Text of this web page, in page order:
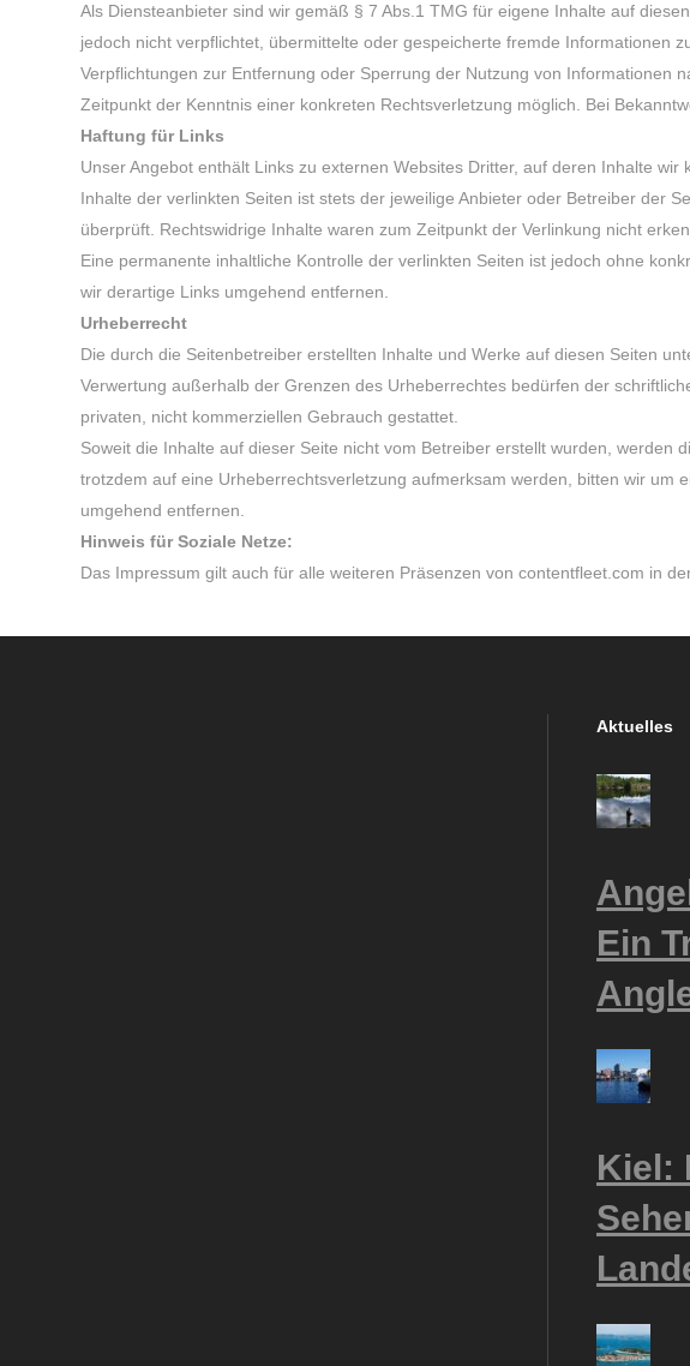
Als Diensteanbieter sind wir gemäß § 7 Abs.1 TMG für eigene Inhalte auf
jedoch nicht verpflichtet, übermittelte oder gespeicherte fremde Informationen
Verpflichtungen zur Entfernung oder Sperrung der Nutzung von Informationen
Zeitpunkt der Kenntnis einer konkreten Rechtsverletzung möglich. Bei
Haftung für Links
Unser Angebot enthält Links zu externen Websites Dritter, auf deren Inhalte
Inhalte der verlinkten Seiten ist stets der jeweilige Anbieter oder Betreiber der
überprüft. Rechtswidrige Inhalte waren zum Zeitpunkt der Verlinkung nicht
Eine permanente inhaltliche Kontrolle der verlinkten Seiten ist jedoch ohne
wir derartige Links umgehend entfernen.
Urheberrecht
Die durch die Seitenbetreiber erstellten Inhalte und Werke auf diesen Seiten
Verwertung außerhalb der Grenzen des Urheberrechtes bedürfen der
privaten, nicht kommerziellen Gebrauch gestattet.
Soweit die Inhalte auf dieser Seite nicht vom Betreiber erstellt wurden,
trotzdem auf eine Urheberrechtsverletzung aufmerksam werden, bitten wir um
umgehend entfernen.
Hinweis für Soziale Netze:
Das Impressum gilt auch für alle weiteren Präsenzen von contentfleet.com in
Aktuelles
Ein
Kiel: